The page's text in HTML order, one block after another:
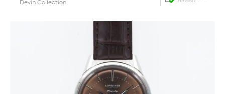
Devin Collection
POSSIBLE